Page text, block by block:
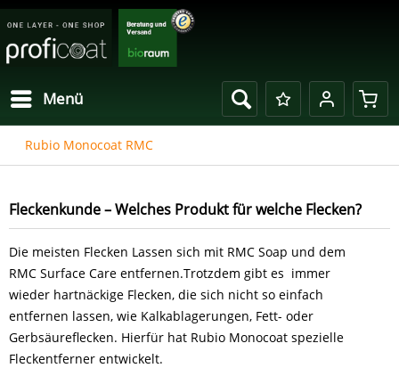
Menü
Rubio Monocoat RMC
Fleckenkunde – Welches Produkt für welche Flecken?
Die meisten Flecken Lassen sich mit RMC Soap und dem
RMC Surface Care entfernen.Trotzdem gibt es immer
wieder hartnäckige Flecken, die sich nicht so einfach
entfernen lassen, wie Kalkablagerungen, Fett- oder
Gerbsäureflecken. Hierfür hat Rubio Monocoat spezielle
Fleckentferner entwickelt.